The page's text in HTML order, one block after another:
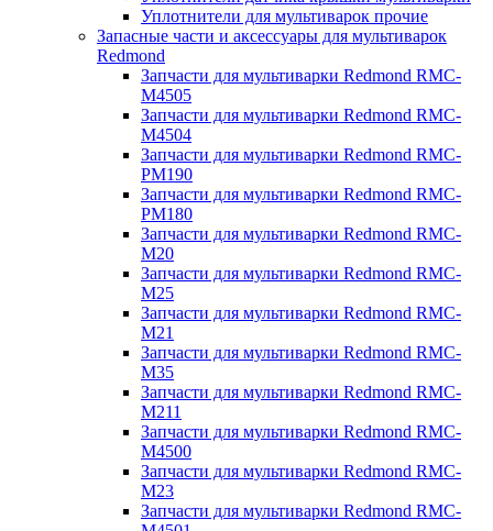
Уплотнители для мультиварок прочие
Запасные части и аксессуары для мультиварок
Redmond
Запчасти для мультиварки Redmond RMC-
M4505
Запчасти для мультиварки Redmond RMC-
M4504
Запчасти для мультиварки Redmond RMC-
PM190
Запчасти для мультиварки Redmond RMC-
PM180
Запчасти для мультиварки Redmond RMC-
M20
Запчасти для мультиварки Redmond RMC-
M25
Запчасти для мультиварки Redmond RMC-
M21
Запчасти для мультиварки Redmond RMC-
M35
Запчасти для мультиварки Redmond RMC-
M211
Запчасти для мультиварки Redmond RMC-
M4500
Запчасти для мультиварки Redmond RMC-
M23
Запчасти для мультиварки Redmond RMC-